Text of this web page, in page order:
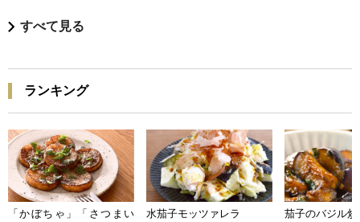
すべて見る
ランキング
「かぼちゃ」「さつまい
水茄子モッツァレラ 茄子のバジル炒